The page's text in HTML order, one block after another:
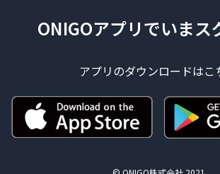
ONIGOアプリでいまス
アプリのダウンロードはこ